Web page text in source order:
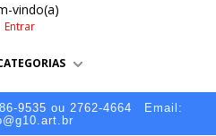
vindo(a)
Entrar
9535 ou 2762-4664
Email: